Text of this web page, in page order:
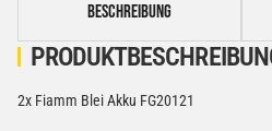
BESCHREIBUNG
2x Fiamm Blei Akku FG20121